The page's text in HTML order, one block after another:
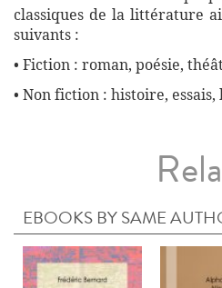
classiques de la littérature
suivants :
• Fiction : roman, poésie,
• Non fiction : histoire,
EBOOKS BY SAME